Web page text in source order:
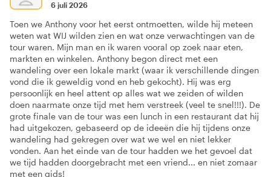
6 juli 2026
Toen we Anthony voor het eerst ontmoetten, wilde hij meteen
weten wat WIJ wilden zien en wat onze verwachtingen van de
tour waren. Mijn man en ik waren vooral op zoek naar eten,
markten en winkelen. Anthony begon direct met een
wandeling over een lokale markt (waar ik verschillende dingen
vond die ik geweldig vond en heb gekocht). Hij was erg
persoonlijk en heel attent op alles wat we zeiden of wilden
doen naarmate onze tijd met hem verstreek (veel te snel!!!). De
grote finale van de tour was een lunch in een restaurant dat hij
had uitgekozen, gebaseerd op de ideeën die hij tijdens onze
wandeling had gekregen over wat we wel en niet lekker
vonden. Aan het einde van de tour hadden we het gevoel dat
we tijd hadden doorgebracht met een vriend... en niet zomaar
met een gids!